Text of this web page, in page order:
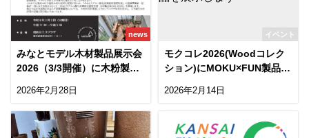
news
みなとモデル木材製品展示会
2026（3/3開催）に木粉製品
2026年2月28日
イベント
モクコレ2026(Woodコレク
ション)にMOKU×FUN製品を
2026年2月14日